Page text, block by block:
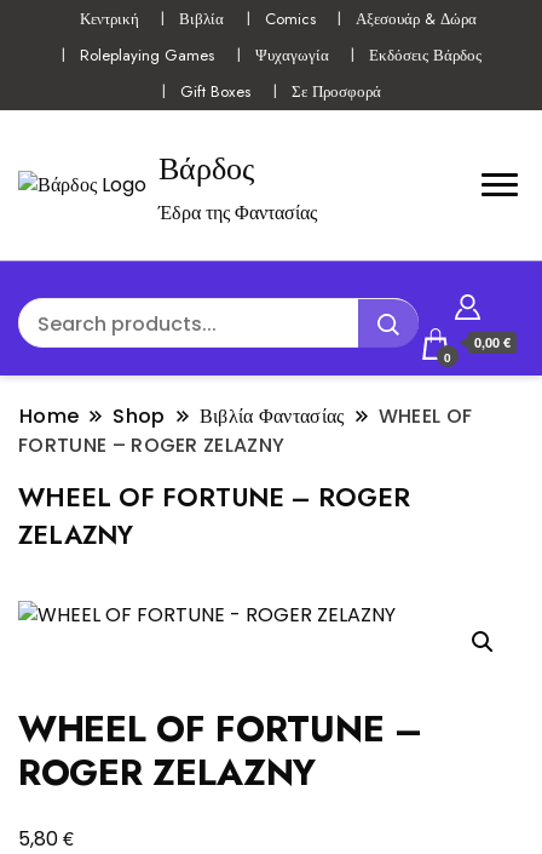
Κεντρική Βιβλία Comics
Αξεσουάρ & Δώρα
Roleplaying Games
Ψυχαγωγία
Εκδόσεις Βάρδος
Gift Boxes
Σε Προσφορά
Βάρδος
Έδρα της Φαντασίας
0
0,00 €
Home Shop Βιβλία Φαντασίας
WHEEL OF
FORTUNE – ROGER ZELAZNY
WHEEL OF FORTUNE – ROGER
ZELAZNY
WHEEL OF FORTUNE –
ROGER ZELAZNY
5,80€